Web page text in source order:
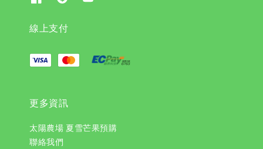
線上支付
更多資訊
太陽農場 夏雪芒果預購
聯絡我們